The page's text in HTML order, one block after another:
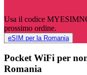
Usa il codice
prossimo ordine.
eSIM per la Romania
Pocket WiFi per
Romania